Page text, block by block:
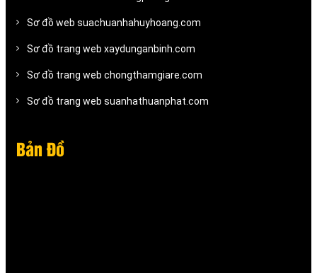
Sơ đồ web suachuanhahuyhoang.com
Sơ đồ trang web xaydunganbinh.com
Sơ đồ trang web chongthamgiare.com
Sơ đồ trang web suanhathuanphat.com
Bản Đồ